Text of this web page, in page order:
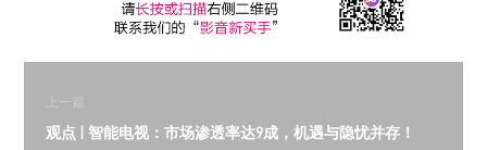
上一篇
观点 | 智能电视：市场渗透率达9成，机遇与隐忧并存！